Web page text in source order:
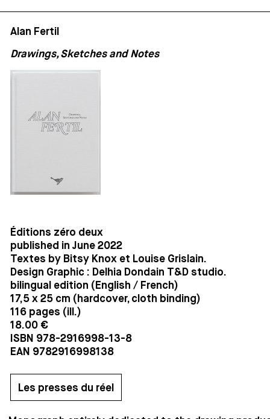
Alan Fertil
Drawings, Sketches and Notes
Éditions zéro deux
published in June 2022
Textes by Bitsy Knox et Louise Grislain.
Design Graphic : Delhia Dondain T&D studio.
bilingual edition (English / French)
17,5 x 25 cm (hardcover, cloth binding)
116 pages (ill.)
18.00 €
ISBN 978-2916998-13-8
EAN 9782916998138
Les presses du réel